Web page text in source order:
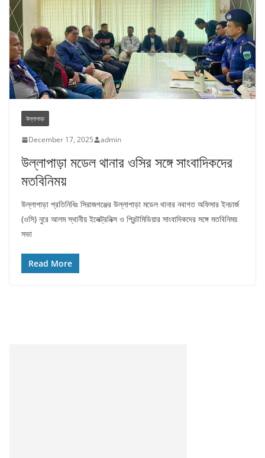
উল্লাপাড়া
December 17, 2025 admin
উল্লাপাড়া মডেল থানার ওসির সঙ্গে সাংবাদিকদের
মতবিনিময়
উল্লাপাড়া প্রতিনিধিঃ সিরাজগঞ্জের উল্লাপাড়া মডেল থানার নবাগত অফিসার ইনচার্জ
(ওসি) নুরে আলম স্থানীয় ইলেক্ট্রনিক্স ও প্রিন্টমিডিয়ার সাংবাদিকদের সঙ্গে মতবিনিময়
সভা
Read More